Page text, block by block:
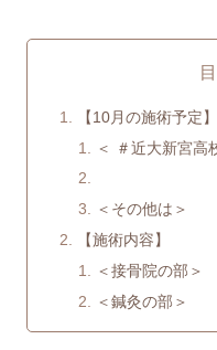
【10月の施術予定】
＜ ＃近大新宮高
＜その他は＞
【施術内容】
＜接骨院の部＞
＜鍼灸の部＞